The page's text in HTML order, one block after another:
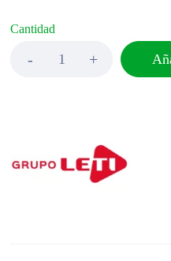
Cantidad